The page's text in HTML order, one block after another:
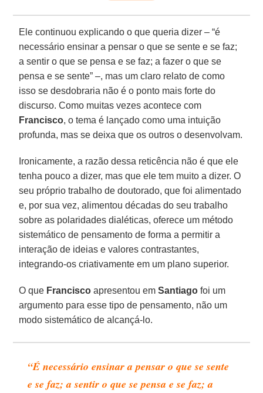
Ele continuou explicando o que queria dizer – “é
necessário ensinar a pensar o que se sente e se faz;
a sentir o que se pensa e se faz; a fazer o que se
pensa e se sente” –, mas um claro relato de como
isso se desdobraria não é o ponto mais forte do
discurso. Como muitas vezes acontece com
Francisco, o tema é lançado como uma intuição
profunda, mas se deixa que os outros o desenvolvam.
Ironicamente, a razão dessa reticência não é que ele
tenha pouco a dizer, mas que ele tem muito a dizer. O
seu próprio trabalho de doutorado, que foi alimentado
e, por sua vez, alimentou décadas do seu trabalho
sobre as polaridades dialéticas, oferece um método
sistemático de pensamento de forma a permitir a
interação de ideias e valores contrastantes,
integrando-os criativamente em um plano superior.
O que Francisco apresentou emSantiago foi um
argumento para esse tipo de pensamento, não um
modo sistemático de alcançá-lo.
“É necessário ensinar a pensar o que se sente
e se faz; a sentir o que se pensa e se faz; a